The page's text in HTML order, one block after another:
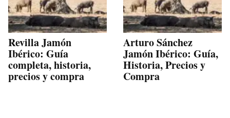
Revilla Jamón
Ibérico: Guía
completa, historia,
precios y compra
Arturo Sánchez
Jamón Ibérico: Guía,
Historia, Precios y
Compra